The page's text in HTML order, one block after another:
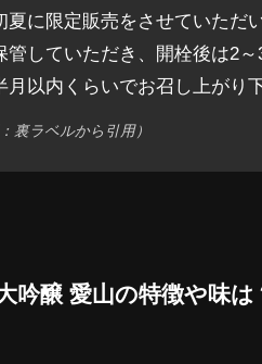
夏に限定販売をさせていただ
管していただき、開栓後は2
月以内くらいでお召し上がり下
：裏ラベルから引用）
吟醸 愛山の特徴や味は